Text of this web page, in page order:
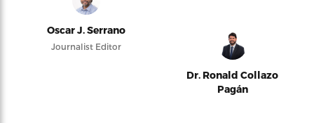
Oscar J. Serrano
Journalist Editor
Dr. Ronald Collazo
Pagán